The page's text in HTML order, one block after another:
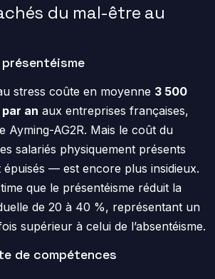
du mal-être au
stress coûte en moyenne 3 500
an aux entreprises françaises,
Ayming-AG2R. Mais le coût du
salariés physiquement présents
épuisés — est encore plus insidieux.
que le présentéisme réduit la
de 20 à 40 %, représentant un
supérieur à celui de l’absentéisme.
de compétences